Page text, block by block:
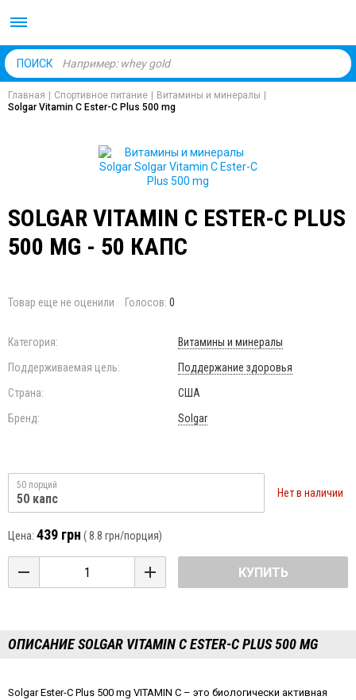
ПОИСК
Главная Спортивное питание Витамины и минералы
Solgar Vitamin С Ester-C Plus 500 mg
SOLGAR VITAMIN С ESTER-C PLUS
500 MG - 50 КАПС
Товар еще не оценили Голосов: 0
Категория:
Витамины и минералы
Поддерживаемая цель:
Поддержание здоровья
Страна:
США
Бренд:
Solgar
50 порций
50 капс Нет в наличии
Цена: 439 грн (8.8 грн/порция)
КУПИТЬ
ОПИСАНИЕ SOLGAR VITAMIN С ESTER-C PLUS 500 MG
Solgar Ester-C Plus 500 mg VITAMIN C – это биологически активная